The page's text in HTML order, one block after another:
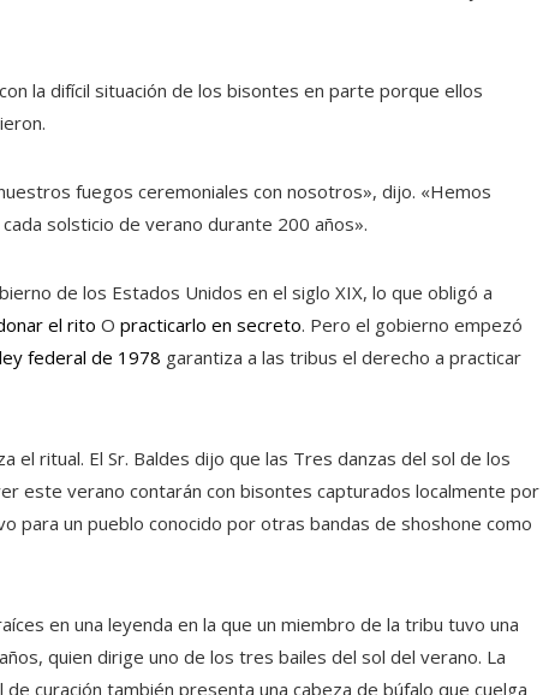
la difícil situación de los bisontes en parte porque ellos
fuegos ceremoniales con nosotros», dijo. «Hemos
solsticio de verano durante 200 años».
de los Estados Unidos en el siglo XIX, lo que obligó a
el rito O practicarlo en secreto. Pero el gobierno empezó
ley federal de 1978 garantiza a las tribus el derecho a practicar
el ritual. El Sr. Baldes dijo que las Tres danzas del sol de los
este verano contarán con bisontes capturados localmente por
para un pueblo conocido por otras bandas de shoshone como
en una leyenda en la que un miembro de la tribu tuvo una
quien dirige uno de los tres bailes del sol del verano. La
curación también presenta una cabeza de búfalo que cuelga